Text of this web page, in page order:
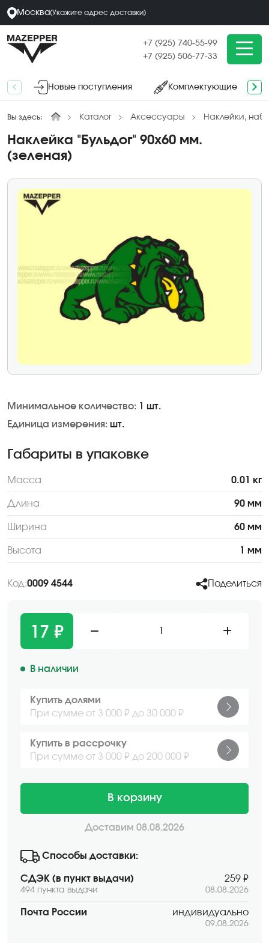
Москва(Укажите адрес доставки)
+7 (925) 740-55-99
+7 (925) 506-77-33
Новые поступления Комплектующие
Вы здесь: Каталог Аксессуары Наклейки,
Наклейка "Бульдог" 90х60 мм.
(зеленая)
Минимальное количество: 1 шт.
Единица измерения: шт.
Габариты в упаковке
Масса 0.01 кг
Длина 90 мм
Ширина 60 мм
Высота 1 мм
Код:0009 4544 Поделиться
17 ₽
В наличии
Купить долями
При сумме от 3 000 ₽ до 30 000 ₽
Купить в рассрочку
При сумме от 3 000 ₽ до 200 000 ₽
В корзину
Доставим 08.08.2026
Способы доставки:
СДЭК (в пункт выдачи)
494 пункта выдачи
259 ₽
08.08.2026
Почта России индивидуально
09.08.2026